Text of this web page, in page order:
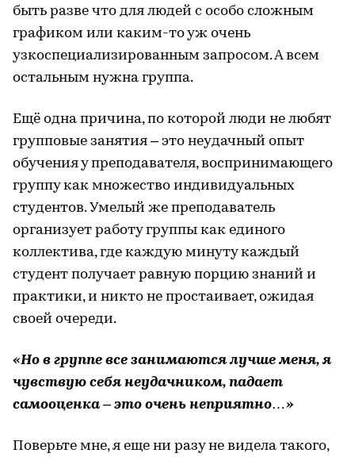
быть разве что для людей с особо сложным
графиком или каким-то уж очень
узкоспециализированным запросом. А всем
остальным нужна группа.
Ещё одна причина, по которой люди не любят
групповые занятия – это неудачный опыт
обучения у преподавателя, воспринимающего
группу как множество индивидуальных
студентов. Умелый же преподаватель
организует работу группы как единого
коллектива, где каждую минуту каждый
студент получает равную порцию знаний и
практики, и никто не простаивает, ожидая
своей очереди.
«Но в группе все занимаются лучше меня, я
чувствую себя неудачником, падает
самооценка – это очень неприятно…»
Поверьте мне, я еще ни разу не видела такого,